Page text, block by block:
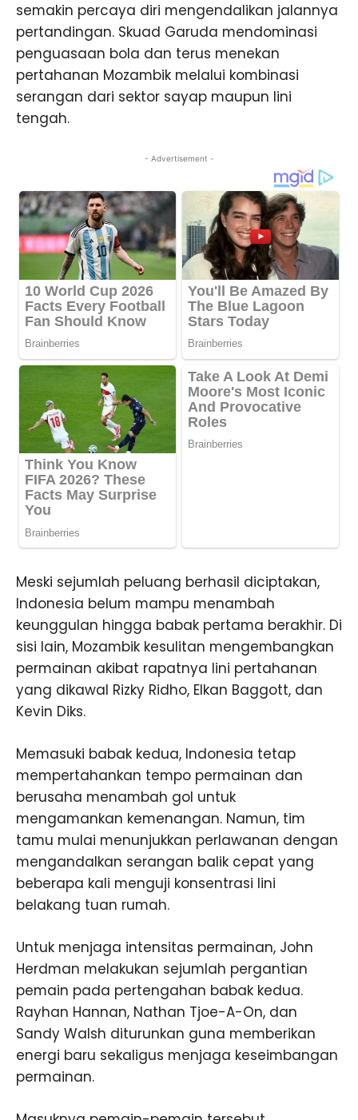
semakin percaya diri mengendalikan jalannya
pertandingan. Skuad Garuda mendominasi
penguasaan bola dan terus menekan
pertahanan Mozambik melalui kombinasi
serangan dari sektor sayap maupun lini
tengah.
- Advertisement -
Meski sejumlah peluang berhasil diciptakan,
Indonesia belum mampu menambah
keunggulan hingga babak pertama berakhir. Di
sisi lain, Mozambik kesulitan mengembangkan
permainan akibat rapatnya lini pertahanan
yang dikawal Rizky Ridho, Elkan Baggott, dan
Kevin Diks.
Memasuki babak kedua, Indonesia tetap
mempertahankan tempo permainan dan
berusaha menambah gol untuk
mengamankan kemenangan. Namun, tim
tamu mulai menunjukkan perlawanan dengan
mengandalkan serangan balik cepat yang
beberapa kali menguji konsentrasi lini
belakang tuan rumah.
Untuk menjaga intensitas permainan, John
Herdman melakukan sejumlah pergantian
pemain pada pertengahan babak kedua.
Rayhan Hannan, Nathan Tjoe-A-On, dan
Sandy Walsh diturunkan guna memberikan
energi baru sekaligus menjaga keseimbangan
permainan.